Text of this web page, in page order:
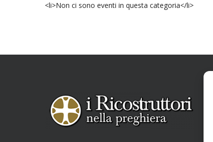
<li>Non ci sono eventi in questa categoria</li>